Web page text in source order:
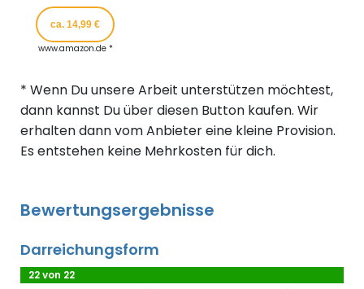
ca. 14,99 €
www.amazon.de *
* Wenn Du unsere Arbeit unterstützen möchtest,
dann kannst Du über diesen Button kaufen. Wir
erhalten dann vom Anbieter eine kleine Provision.
Es entstehen keine Mehrkosten für dich.
Bewertungsergebnisse
Darreichungsform
22 von 22